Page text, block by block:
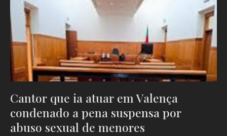
Cantor que ia atuar em Valença
condenado a pena suspensa por
abuso sexual de menores